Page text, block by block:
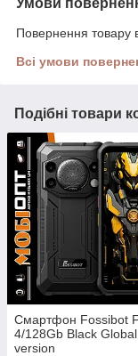
Умови
Повернення товару
Всі умови
Подібні товари
Смартфон Fossibot
4/128Gb Black Global
version